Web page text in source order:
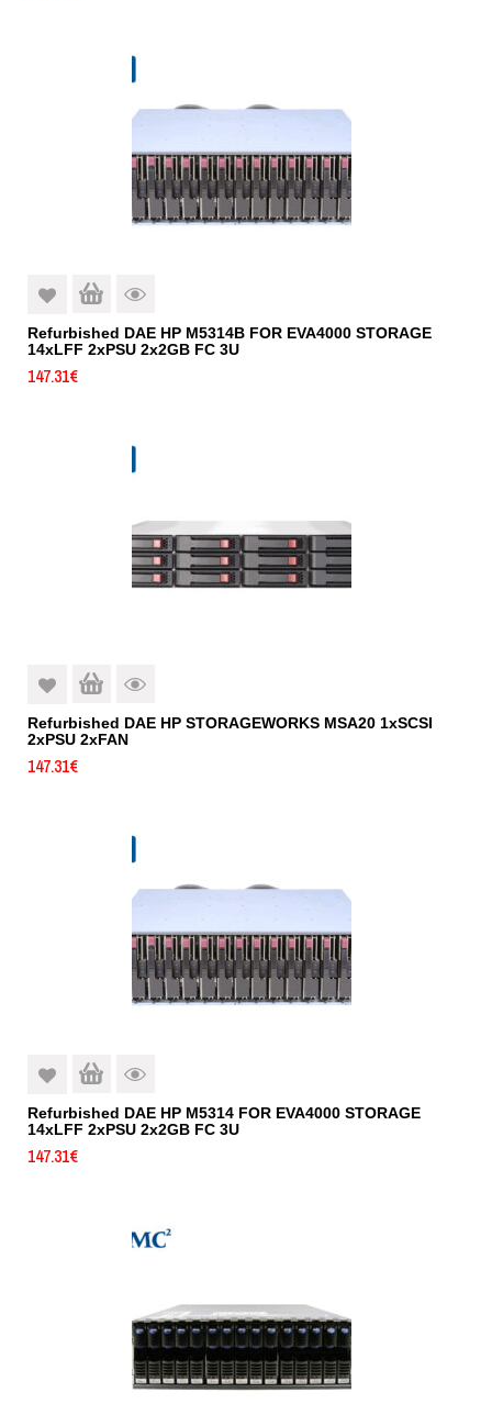
Refurbished DAE HP M5314B FOR EVA4000 STORAGE
14xLFF 2xPSU 2x2GB FC 3U
147.31€
Refurbished DAE HP STORAGEWORKS MSA20 1xSCSI
2xPSU 2xFAN
147.31€
Refurbished DAE HP M5314 FOR EVA4000 STORAGE
14xLFF 2xPSU 2x2GB FC 3U
147.31€